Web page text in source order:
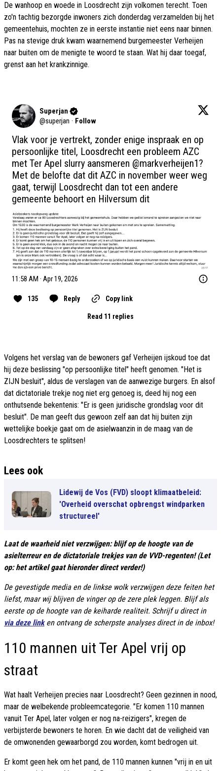
De wanhoop en woede in Loosdrecht zijn volkomen terecht. Toen
zo'n tachtig bezorgde inwoners zich donderdag verzamelden bij het
gemeentehuis, mochten ze in eerste instantie niet eens naar binnen.
Pas na stevige druk kwam waarnemend burgemeester Verheijen
naar buiten om de menigte te woord te staan. Wat hij daar toegaf,
grenst aan het krankzinnige.
Superjan
@superjan · Follow
Vlak voor je vertrekt, zonder enige inspraak en op
persoonlijke titel, Loosdrecht een probleem AZC
met Ter Apel slurry aansmeren @markverheijen1?
Met de belofte dat dit AZC in november weer weg
gaat, terwijl Loosdrecht dan tot een andere
gemeente behoort en Hilversum dit
11:58 AM · Apr 19, 2026
135 Reply Copy link
Read 11 replies
Volgens het verslag van de bewoners gaf Verheijen ijskoud toe dat
hij deze beslissing "op persoonlijke titel" heeft genomen. "Het is
ZIJN besluit", aldus de verslagen van de aanwezige burgers. En alsof
dat dictatoriale trekje nog niet erg genoeg is, deed hij nog een
onthutsende bekentenis: "Er is geen juridische grondslag voor dit
besluit". De man geeft dus gewoon zelf aan dat hij buiten zijn
wettelijke boekje gaat om de asielwaanzin in de maag van de
Loosdrechters te splitsen!
Lees ook
Lidewij de Vos (FVD) sloopt klimaatbeleid:
'Overheid overschat opbrengst windparken
structureel'
Laat de waarheid niet verzwijgen: blijf op de hoogte van de
asielterreur en de dictatoriale trekjes van de VVD-regenten! (Let
op: het artikel gaat hieronder direct verder!)
De gevestigde media en de linkse wolk verzwijgen deze feiten het
liefst, maar wij blijven de vinger op de zere plek leggen. Blijf als
eerste op de hoogte van de keiharde realiteit. Schrijf u direct in
via deze linken ontvang de scherpste analyses direct in de inbox!
110 mannen uit Ter Apel vrij op
straat
Wat haalt Verheijen precies naar Loosdrecht? Geen gezinnen in nood,
maar de welbekende probleemcategorie. "Er komen 110 mannen
vanuit Ter Apel, later volgen er nog na-reizigers", kregen de
verbijsterde bewoners te horen. En wie dacht dat de veiligheid van
de omwonenden gewaarborgd zou worden, komt bedrogen uit.
Er komt geen hek om het pand, de 110 mannen kunnen "vrij in en uit